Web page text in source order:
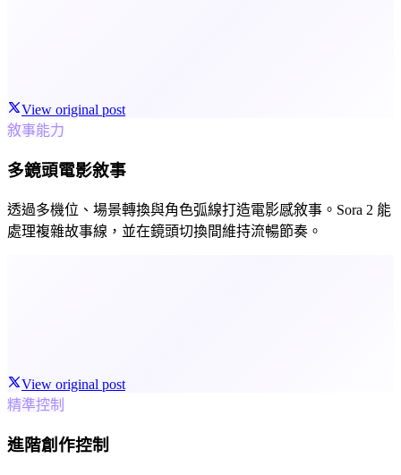
View original post
敘事能力
多鏡頭電影敘事
透過多機位、場景轉換與角色弧線打造電影感敘事。Sora 2 能
處理複雜故事線，並在鏡頭切換間維持流暢節奏。
View original post
精準控制
進階創作控制